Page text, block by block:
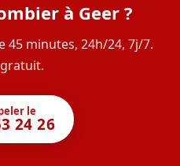
à Geer ?
minutes, 24h/24, 7j/7.
le
24 26